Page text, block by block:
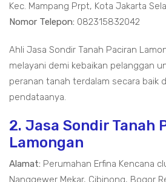
Kec. Mampang Prpt, Kota Jakarta
Nomor Telepon: 082315832042
Ahli Jasa Sondir Tanah Paciran
melayani demi kebaikan pelanggan
peranan tanah terdalam secara baik
pendataanya.
2. Jasa Sondir Tanah
Lamongan
Alamat: Perumahan Erfina Kencana
Nanggewer Mekar, Cibinong, Bogor